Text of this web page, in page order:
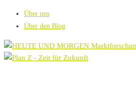
Über uns
Über den Blog